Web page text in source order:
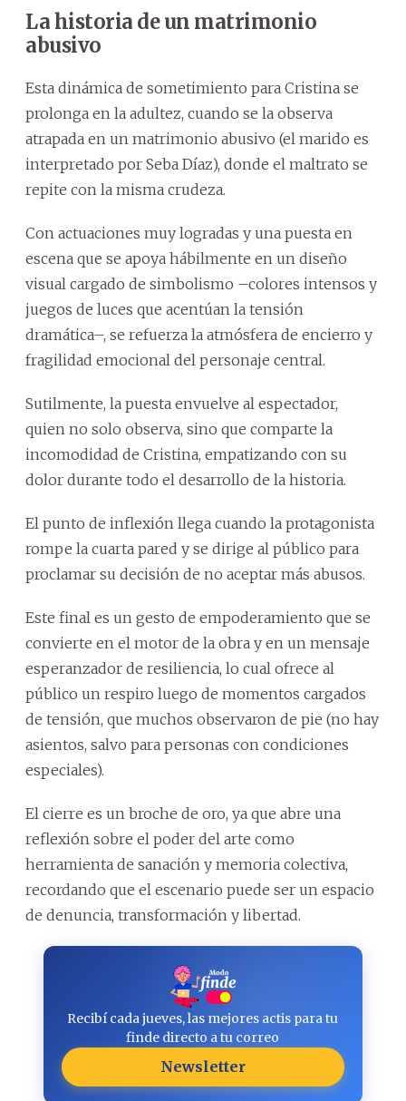
La historia de un matrimonio
abusivo
Esta dinámica de sometimiento para Cristina se
prolonga en la adultez, cuando se la observa
atrapada en un matrimonio abusivo (el marido es
interpretado por Seba Díaz), donde el maltrato se
repite con la misma crudeza.
Con actuaciones muy logradas y una puesta en
escena que se apoya hábilmente en un diseño
visual cargado de simbolismo –colores intensos y
juegos de luces que acentúan la tensión
dramática–, se refuerza la atmósfera de encierro y
fragilidad emocional del personaje central.
Sutilmente, la puesta envuelve al espectador,
quien no solo observa, sino que comparte la
incomodidad de Cristina, empatizando con su
dolor durante todo el desarrollo de la historia.
El punto de inflexión llega cuando la protagonista
rompe la cuarta pared y se dirige al público para
proclamar su decisión de no aceptar más abusos.
Este final es un gesto de empoderamiento que se
convierte en el motor de la obra y en un mensaje
esperanzador de resiliencia, lo cual ofrece al
público un respiro luego de momentos cargados
de tensión, que muchos observaron de pie (no hay
asientos, salvo para personas con condiciones
especiales).
El cierre es un broche de oro, ya que abre una
reflexión sobre el poder del arte como
herramienta de sanación y memoria colectiva,
recordando que el escenario puede ser un espacio
de denuncia, transformación y libertad.
Recibí cada jueves, las mejores actis para tu
finde directo a tu correo
Newsletter